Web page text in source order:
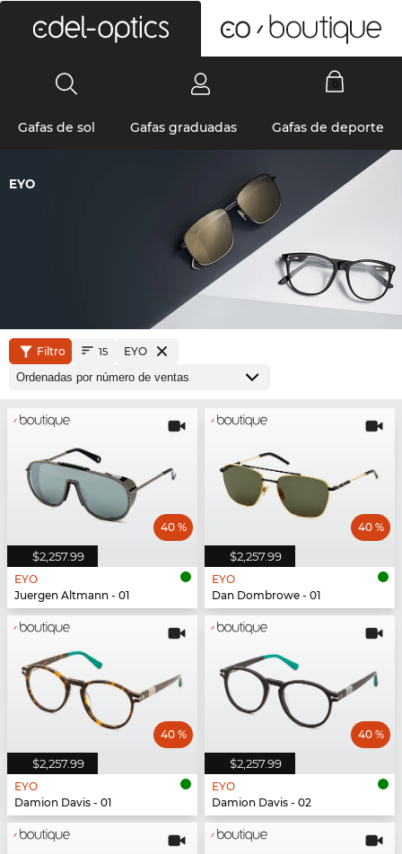
Gafas de sol Gafas graduadas Gafas de deporte
EYO
Filtro 15 EYO
$2,257.99
40 %
EYO
Juergen Altmann - 01
$2,257.99
40 %
EYO
Dan Dombrowe - 01
$2,257.99
40 %
EYO
Damion Davis - 01
$2,257.99
40 %
EYO
Damion Davis - 02